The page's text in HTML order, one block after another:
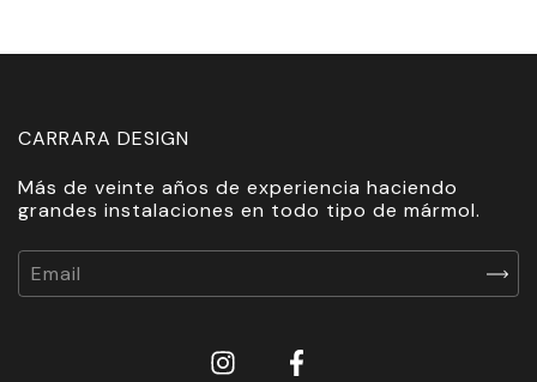
Más de veinte años de experiencia haciendo
grandes instalaciones en todo tipo de mármol.
CARRARA DESIGN